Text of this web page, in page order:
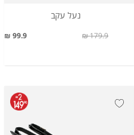
נעל עקב
99.9 ₪ 179.9 ₪